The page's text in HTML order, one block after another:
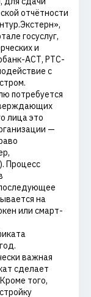
отчётности
госуслуг,
и
АСТ, РТС-
с
потребуется
лица это
—
Процесс
на
или смарт-
важная
сделает
того,